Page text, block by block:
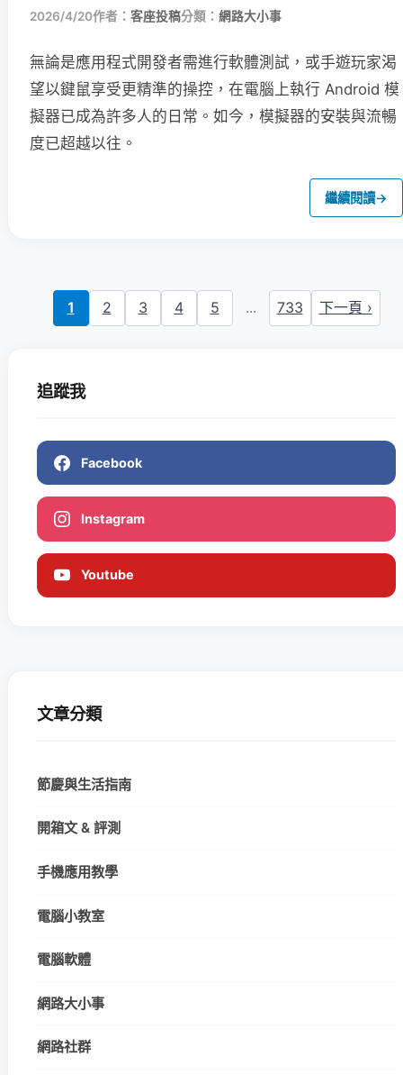
2026/4/20作者： 客座投稿分類： 網路大小事
無論是應用程式開發者需進行軟體測試，或手遊玩家渴
望以鍵鼠享受更精準的操控，在電腦上執行 Android 模
擬器已成為許多人的日常。如今，模擬器的安裝與流暢
度已超越以往。
繼續閱讀→
1 2 3 4 5 ... 733 下一頁 ›
追蹤我
Facebook
Instagram
Youtube
文章分類
節慶與生活指南
開箱文 & 評測
手機應用教學
電腦小教室
電腦軟體
網路大小事
網路社群